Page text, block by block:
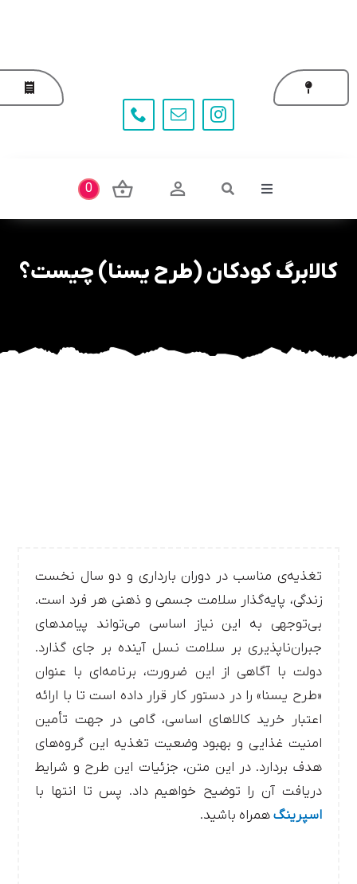
Toggle
0
کالابرگ کودکان (طرح یسنا) چیست؟
تغذیه‌ی مناسب در دوران بارداری و دو سال نخست
زندگی، پایه‌گذار سلامت جسمی و ذهنی هر فرد است.
بی‌توجهی به این نیاز اساسی می‌تواند پیامدهای
جبران‌ناپذیری بر سلامت نسل آینده بر جای گذارد.
دولت با آگاهی از این ضرورت، برنامه‌ای با عنوان
«طرح یسنا» را در دستور کار قرار داده است تا با ارائه
اعتبار خرید کالاهای اساسی، گامی در جهت تأمین
امنیت غذایی و بهبود وضعیت تغذیه این گروه‌های
هدف بردارد.در این متن، جزئیات این طرح و شرایط
دریافت آن را توضیح خواهیم داد. پس تا انتها با
اسپرینگهمراه باشید.